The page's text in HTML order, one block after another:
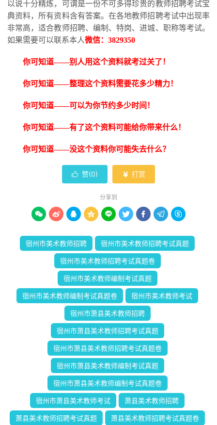
以说十分精炼，可谓是一份不可多得珍贵的教师招聘考试宝
典资料，所有资料含有答案。在各地教师招聘考试中出现率
非常高，适合教师招聘、编制、特岗、进城、职称等考试。
如果需要可以联系本人微信： 3829350
你可知道——别人用这个资料就考过关了！
你可知道——整理这个资料需要花多少精力！
你可知道——可以为你节约多少时间！
你可知道——有了这个资料可能给你带来什么！
你可知道——没这个资料你可能失去什么？
 赞(0)  打赏
分享到
        
宿州市美术教师招聘 宿州市美术教师招聘考试真题
宿州市美术教师招聘考试真题卷
宿州市美术教师编制考试真题
宿州市美术教师编制考试真题卷 宿州市美术教师考试
宿州市萧县美术教师招聘
宿州市萧县美术教师招聘考试真题
宿州市萧县美术教师招聘考试真题卷
宿州市萧县美术教师编制考试真题
宿州市萧县美术教师编制考试真题卷
宿州市萧县美术教师考试 萧县美术教师招聘
萧县美术教师招聘考试真题 萧县美术教师招聘考试真题卷